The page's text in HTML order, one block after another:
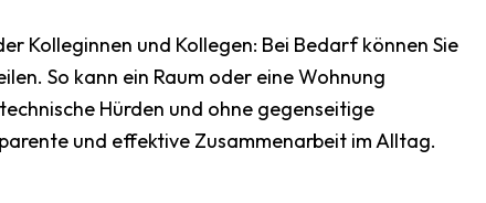
Kolleginnen und Kollegen: Bei Bedarf können Sie
So kann ein Raum oder eine Wohnung
Hürden und ohne gegenseitige
und effektive Zusammenarbeit im Alltag.